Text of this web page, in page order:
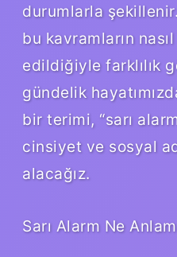
durumlarla
bu kavramların
edildiğiyle farklılık
gündelik
bir terimi, “sarı
cinsiyet ve sosyal
alacağız.
Sarı Alarm Ne